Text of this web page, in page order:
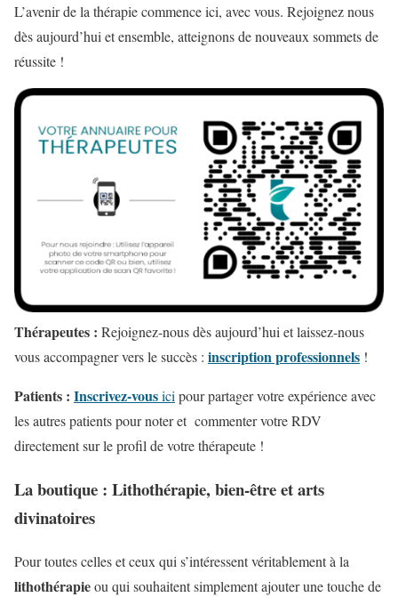
L’avenir de la thérapie commence ici, avec vous. Rejoignez nous
dès aujourd’hui et ensemble, atteignons de nouveaux sommets de
réussite !
Thérapeutes : Rejoignez-nous dès aujourd’hui et laissez-nous
vous accompagner vers le succès : inscription professionnels !
Patients : Inscrivez-vousici pour partager votre expérience avec
les autres patients pour noter et commenter votre RDV
directement sur le profil de votre thérapeute !
La boutique : Lithothérapie, bien-être et arts
divinatoires
Pour toutes celles et ceux qui s’intéressent véritablement à la
lithothérapieou qui souhaitent simplement ajouter une touche de